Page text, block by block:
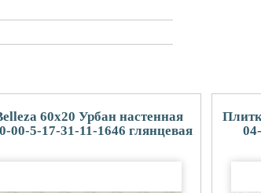
60x20 Урбан настенная
00-5-17-31-11-1646 глянцевая